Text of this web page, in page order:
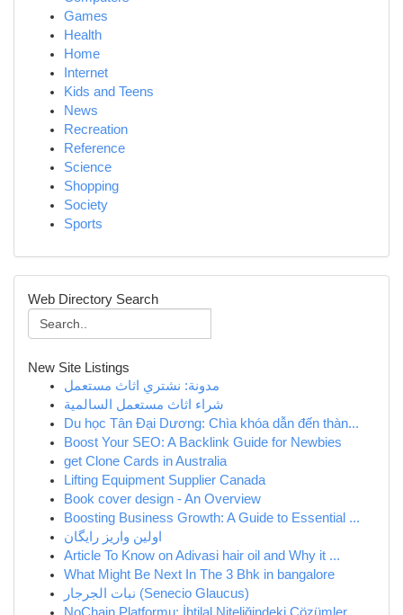
Games
Health
Home
Internet
Kids and Teens
News
Recreation
Reference
Science
Shopping
Society
Sports
Web Directory Search
New Site Listings
مدونة: نشتري اثاث مستعمل
شراء اثاث مستعمل السالمية
Du học Tân Đại Dương: Chìa khóa dẫn đến thàn...
Boost Your SEO: A Backlink Guide for Newbies
get Clone Cards in Australia
Lifting Equipment Supplier Canada
Book cover design - An Overview
Boosting Business Growth: A Guide to Essential ...
اولین واریز رایگان
Article To Know on Adivasi hair oil and Why it ...
What Might Be Next In The 3 Bhk in bangalore
نبات الجرجار (Senecio Glaucus)